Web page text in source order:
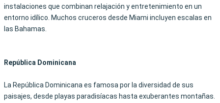
instalaciones que combinan relajación y entretenimiento en un
entorno idílico. Muchos cruceros desde Miami incluyen escalas en
las Bahamas.
República Dominicana
La República Dominicana es famosa por la diversidad de sus
paisajes, desde playas paradisíacas hasta exuberantes montañas.